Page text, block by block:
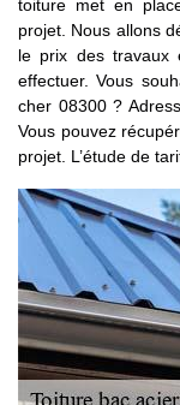
toiture met en
projet. Nous allons
le prix des travaux
effectuer. Vous
cher 08300 ?
Vous pouvez
projet. L’étude de